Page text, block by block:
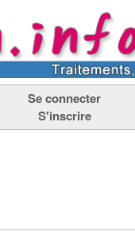
Se connecter
S'inscrire